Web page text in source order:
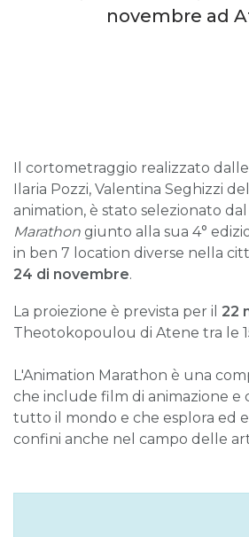
novembre ad
Il cortometraggio realizzato
Ilaria Pozzi, Valentina Seghizzi
animation, è stato selezionato dal
Marathon giunto alla sua 4°
in ben 7 location diverse nella
24 di novembre.
La proiezione è prevista per il 22
Theotokopoulou di Atene tra le
L'Animation Marathon è una
che include film di animazione e
tutto il mondo e che esplora ed
confini anche nel campo delle